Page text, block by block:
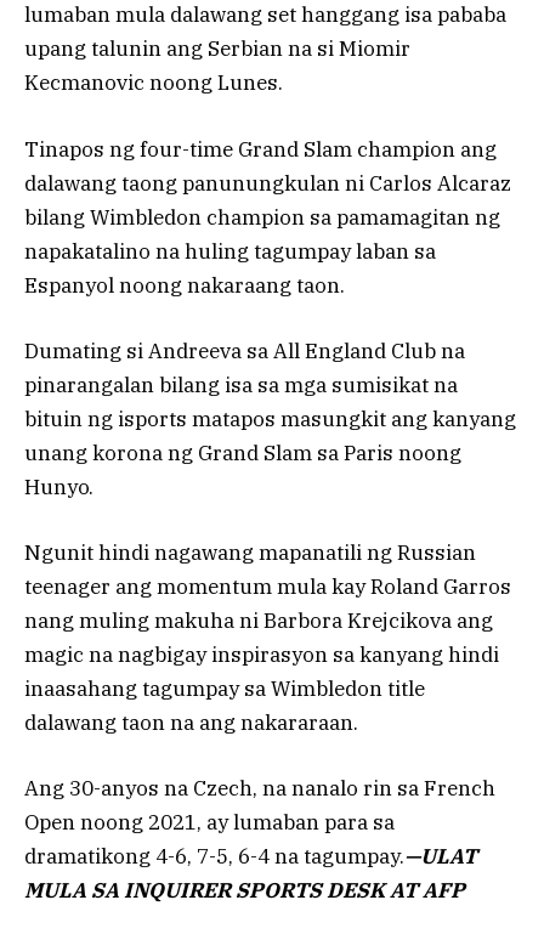
lumaban mula dalawang set hanggang isa pababa
upang talunin ang Serbian na si Miomir
Kecmanovic noong Lunes.
Tinapos ng four-time Grand Slam champion ang
dalawang taong panunungkulan ni Carlos Alcaraz
bilang Wimbledon champion sa pamamagitan ng
napakatalino na huling tagumpay laban sa
Espanyol noong nakaraang taon.
Dumating si Andreeva sa All England Club na
pinarangalan bilang isa sa mga sumisikat na
bituin ng isports matapos masungkit ang kanyang
unang korona ng Grand Slam sa Paris noong
Hunyo.
Ngunit hindi nagawang mapanatili ng Russian
teenager ang momentum mula kay Roland Garros
nang muling makuha ni Barbora Krejcikova ang
magic na nagbigay inspirasyon sa kanyang hindi
inaasahang tagumpay sa Wimbledon title
dalawang taon na ang nakararaan.
Ang 30-anyos na Czech, na nanalo rin sa French
Open noong 2021, ay lumaban para sa
dramatikong 4-6, 7-5, 6-4 na tagumpay.—ULAT
MULA SA INQUIRER SPORTS DESK AT AFP